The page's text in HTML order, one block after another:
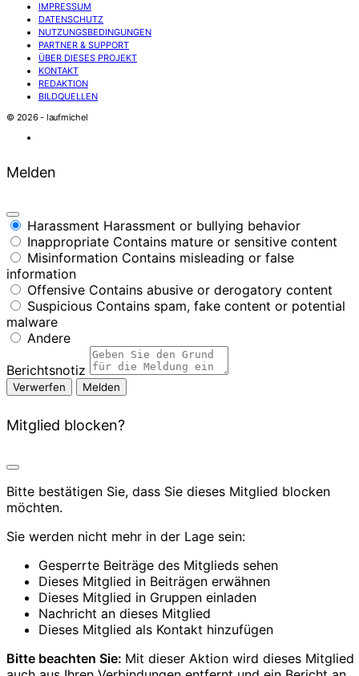
IMPRESSUM
DATENSCHUTZ
NUTZUNGSBEDINGUNGEN
PARTNER & SUPPORT
ÜBER DIESES PROJEKT
KONTAKT
REDAKTION
BILDQUELLEN
© 2026 - laufmichel
Melden
Harassment Harassment or bullying behavior
Inappropriate Contains mature or sensitive content
Misinformation Contains misleading or false
information
Offensive Contains abusive or derogatory content
Suspicious Contains spam, fake content or potential
malware
Andere
Berichtsnotiz
Melden
Mitglied blocken?
Bitte bestätigen Sie, dass Sie dieses Mitglied blocken
möchten.
Sie werden nicht mehr in der Lage sein:
Gesperrte Beiträge des Mitglieds sehen
Dieses Mitglied in Beiträgen erwähnen
Dieses Mitglied in Gruppen einladen
Nachricht an dieses Mitglied
Dieses Mitglied als Kontakt hinzufügen
Bitte beachten Sie: Mit dieser Aktion wird dieses Mitglied